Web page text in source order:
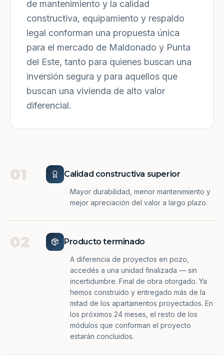
de mantenimiento y la calidad
constructiva, equipamiento y respaldo
legal conforman una propuesta única
para el mercado de Maldonado y Punta
del Este, tanto para quienes buscan una
inversión segura y para aquellos que
buscan una vivienda de alto valor
diferencial.
01 Calidad constructiva superior
Mayor durabilidad, menor mantenimiento y
mejor apreciación del valor a largo plazo.
02 Producto terminado
A diferencia de proyectos en pozo,
accedés a una unidad finalizada — sin
incertidumbre. Final de obra otorgado. Ya
hemos construido y entregado más de la
mitad de los apartamentos proyectados. En
los próximos 24 meses, el resto de los
módulos que conforman el proyecto
estarán concluidos.